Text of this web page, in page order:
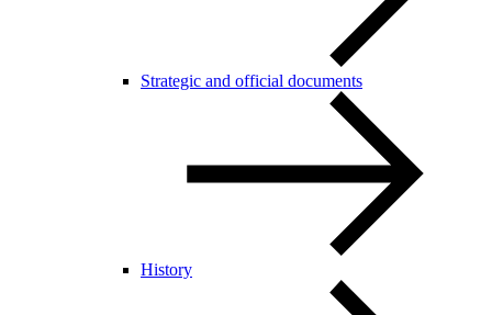
Strategic and official documents
History